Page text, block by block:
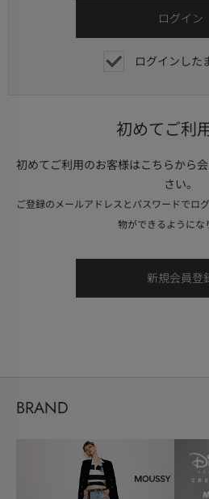
ログインした
初めてご利
初めてご利用のお客様はこちらから
さい。
ご登録のメールアドレスとパスワードでロ
物ができるようにな
BRAND